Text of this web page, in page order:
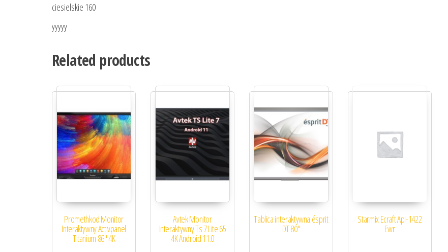
ciesielskie 160
yyyyy
Related products
Promethkod Monitor
Interaktywny Activpanel
Titanium 86″ 4K
Avtek Monitor
Interaktywny Ts 7 Lite 65
4K Android 11.0
Tablica interaktywna ésprit
DT 80″
Starmix Ecraft Apl-1422
Ewr